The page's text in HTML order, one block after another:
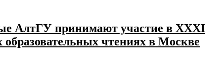
АлтГУ принимают участие в ХХХI
чтениях в Москве